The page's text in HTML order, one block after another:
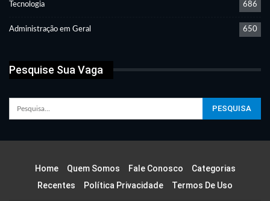
Tecnologia 686
Administração em Geral 650
Pesquise Sua Vaga
Home Quem Somos Fale Conosco
Categorias
Recentes
Política Privacidade Termos De Uso